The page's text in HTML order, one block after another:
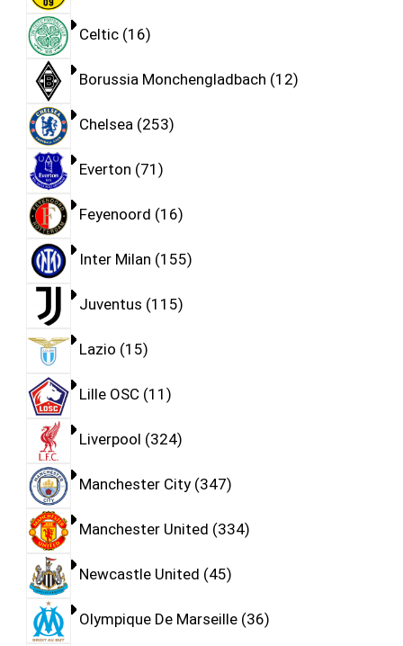
Celtic 16
Borussia Monchengladbach 12
Chelsea 253
Everton 71
Feyenoord 16
Inter Milan 155
Juventus 115
Lazio 15
Lille OSC 11
Liverpool 324
Manchester City 347
Manchester United 334
Newcastle United 45
Olympique De Marseille 36